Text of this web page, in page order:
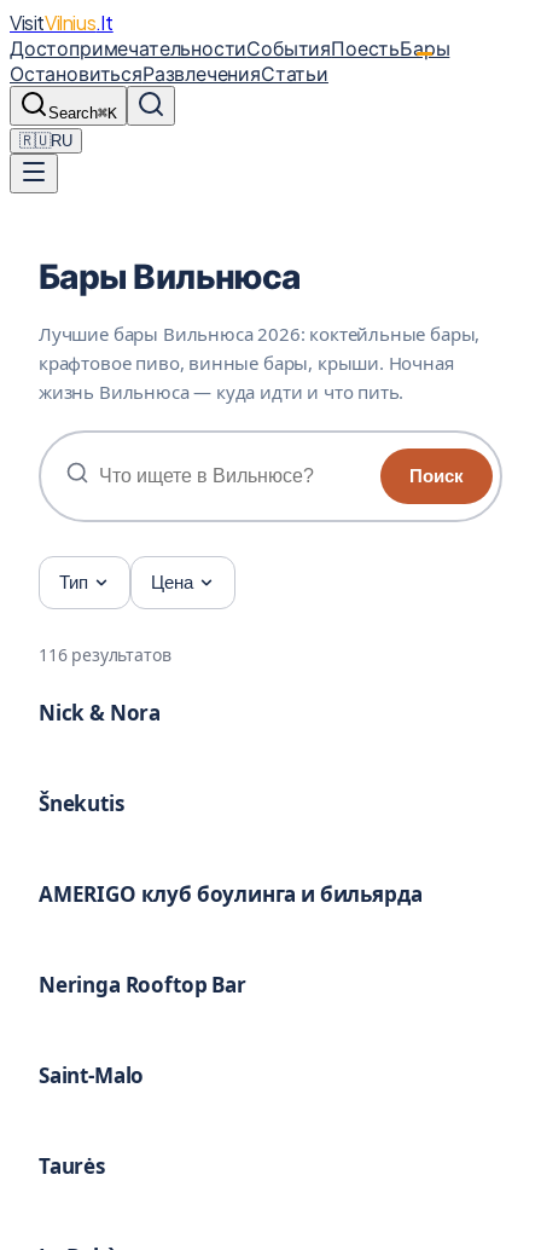
VisitVilnius.lt
ДостопримечательностиСобытияПоестьБары
ОстановитьсяРазвлеченияСтатьи
Search⌘K
🇷🇺RU
Бары Вильнюса
Лучшие бары Вильнюса 2026: коктейльные бары,
крафтовое пиво, винные бары, крыши. Ночная
жизнь Вильнюса — куда идти и что пить.
Поиск
Тип Цена
116 результатов
Рекомендуем
Nick & Nora
Рекомендуем
Šnekutis
Рекомендуем
AMERIGO клуб боулинга и бильярда
Рекомендуем
Neringa Rooftop Bar
Saint-Malo
Taurės